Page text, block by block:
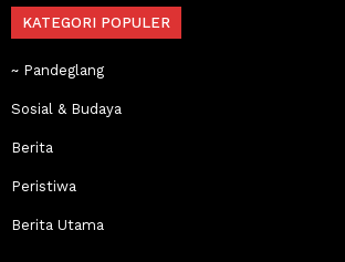
KATEGORI POPULER
~ Pandeglang
Sosial & Budaya
Berita
Peristiwa
Berita Utama